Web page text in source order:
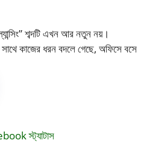
শব্দটি এখন আর নতুন নয়।
সাথে কাজের ধরন বদলে গেছে, অফিসে বসে
স্ট্যাটাস